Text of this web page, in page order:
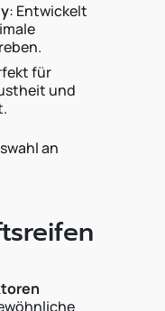
: Entwickelt
für
und
an